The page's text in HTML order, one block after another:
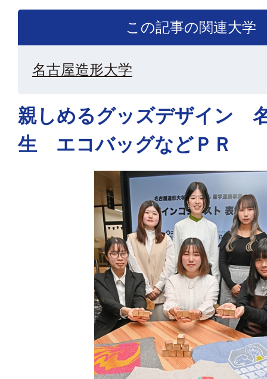
この記事の関連大学
名古屋造形大学
親しめるグッズデザイン
生 エコバッグなどＰＲ